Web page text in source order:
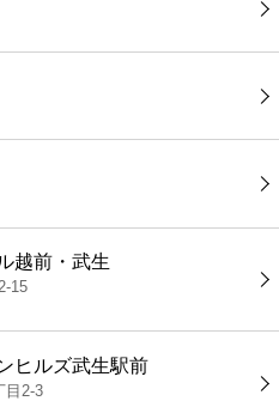
越前・武生
15
ヒルズ武生駅前
目2-3